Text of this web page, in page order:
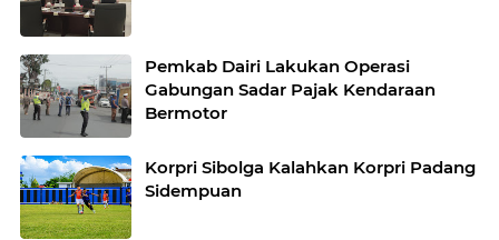
Pemkab Dairi Lakukan Operasi
Gabungan Sadar Pajak Kendaraan
Bermotor
Korpri Sibolga Kalahkan Korpri Padang
Sidempuan